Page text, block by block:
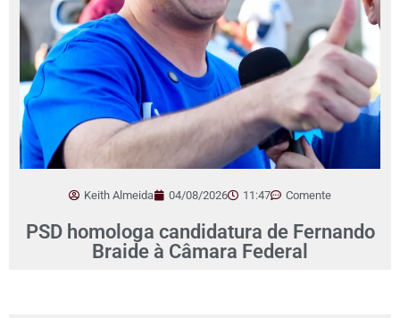
Keith Almeida 04/08/2026 11:47 Comente
PSD homologa candidatura de Fernando
Braide à Câmara Federal